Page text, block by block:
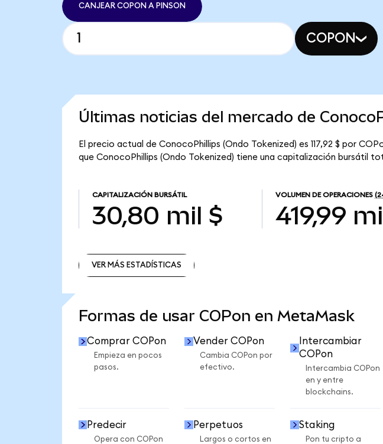
CANJEAR COPON A PINSON
COPON
Últimas noticias del mercado de
El precio actual de ConocoPhillips (Ondo Tokenized) es 117,92 $ por
que ConocoPhillips (Ondo Tokenized) tiene una capitalización bursátil
CAPITALIZACIÓN BURSÁTIL
30,80 mil $
VOLUMEN DE OPERACIONES
419,99
VER MÁS ESTADÍSTICAS
Formas de usar COPon en MetaMask
Comprar COPon
Empieza en pocos
pasos.
Vender COPon
Cambia COPon por
efectivo.
Intercambiar
COPon
Intercambia COPon
en y entre
blockchains.
Predecir
Opera con COPon
Perpetuos
Largos o cortos en
Staking
Pon tu cripto a